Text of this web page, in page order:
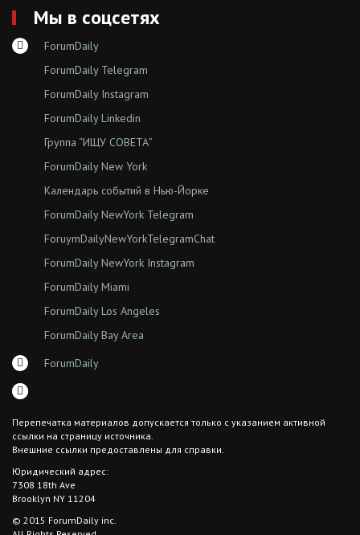
Мы в соцсетях
ForumDaily
ForumDaily Telegram
ForumDaily Instagram
ForumDaily Linkedin
Группа “ИЩУ СОВЕТА”
ForumDaily New York
Календарь событий в Нью-Йорке
ForumDaily NewYork Telegram
ForuymDailyNewYorkTelegramChat
ForumDaily NewYork Instagram
ForumDaily Miami
ForumDaily Los Angeles
ForumDaily Bay Area
ForumDaily
Перепечатка материалов допускается только с указанием активной
ссылки на страницу источника.
Внешние ссылки предоставлены для справки.
Юридический адрес:
7308 18th Ave
Brooklyn NY 11204
© 2015 ForumDaily inc.